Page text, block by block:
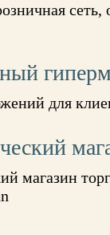
для
магазин